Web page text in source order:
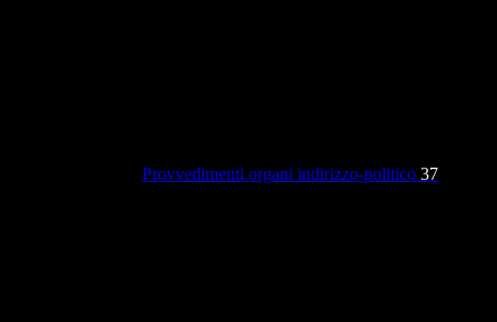
Provvedimenti organi indirizzo-politico 37